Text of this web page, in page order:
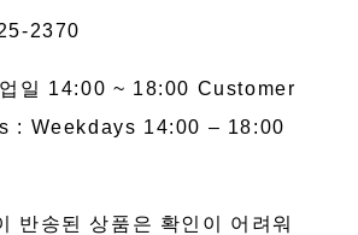
2370
일 14:00 ~ 18:00 Customer
: Weekdays 14:00 – 18:00
반송된 상품은 확인이 어려워